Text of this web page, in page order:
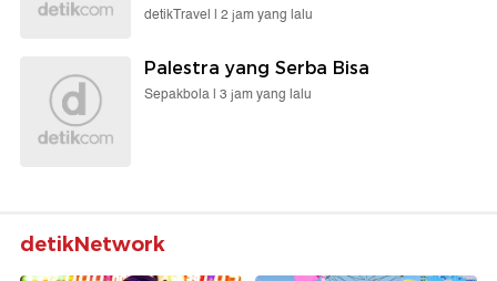
detikTravel | 2 jam yang lalu
Palestra yang Serba Bisa
Sepakbola | 3 jam yang lalu
detikNetwork